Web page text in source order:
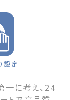
設定
一に考え、24